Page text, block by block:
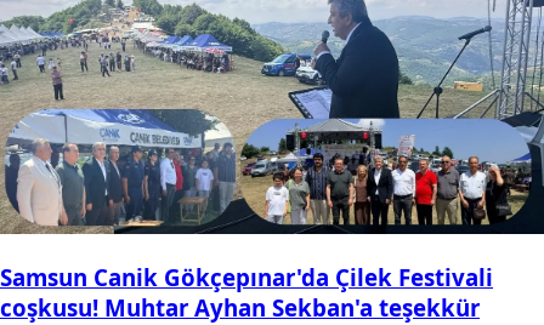
Samsun Canik Gökçepınar'da Çilek Festivali
coşkusu! Muhtar Ayhan Sekban'a teşekkür